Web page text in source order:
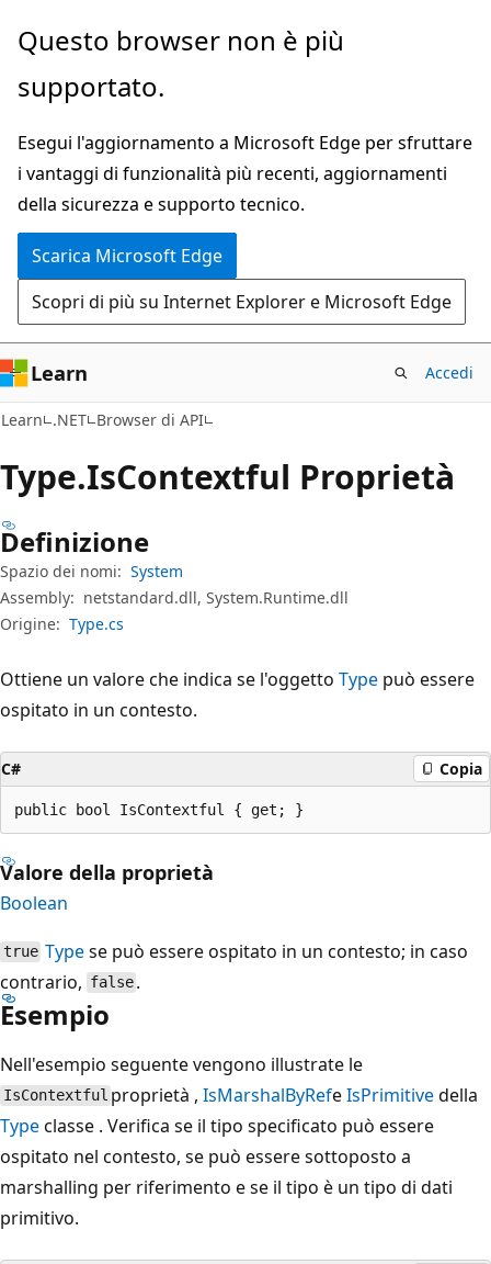
Ignora
passa
contenuto
principale
Passare
allo
spostamento
pagina
Questo browser non è più
supportato.
Esegui l'aggiornamento a Microsoft Edge per sfruttare
i vantaggi di funzionalità più recenti, aggiornamenti
della sicurezza e supporto tecnico.
Scarica Microsoft Edge
Scopri di più su Internet Explorer e Microsoft Edge
Learn Accedi
Learn .NET Browser di API
Type.IsContextful Proprietà
Definizione
Spazio dei nomi: System
Assembly: netstandard.dll, System.Runtime.dll
Origine: Type.cs
Ottiene un valore che indica se l'oggetto Type può essere
ospitato in un contesto.
C# Copia
public bool IsContextful { get; }
Valore della proprietà
Boolean
true Typese può essere ospitato in un contesto; in caso
contrario, false .
Esempio
Nell'esempio seguente vengono illustrate le
IsContextful proprietà ,IsMarshalByRefeIsPrimitivedella
Typeclasse . Verifica se il tipo specificato può essere
ospitato nel contesto, se può essere sottoposto a
marshalling per riferimento e se il tipo è un tipo di dati
primitivo.